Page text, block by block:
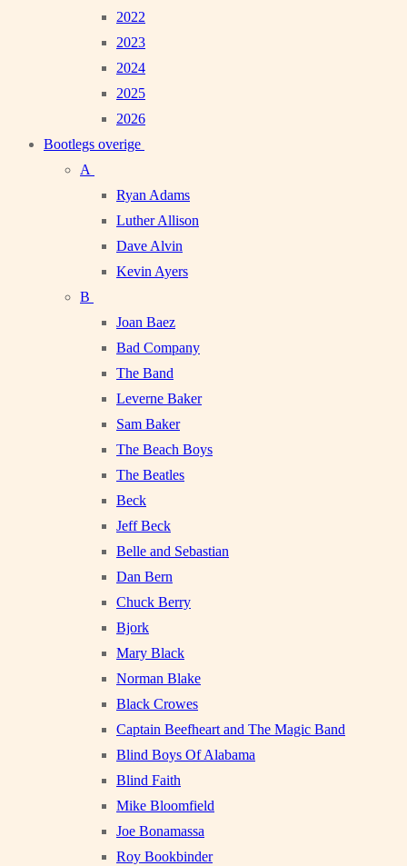
2022
2023
2024
2025
2026
Bootlegs overige
A
Ryan Adams
Luther Allison
Dave Alvin
Kevin Ayers
B
Joan Baez
Bad Company
The Band
Leverne Baker
Sam Baker
The Beach Boys
The Beatles
Beck
Jeff Beck
Belle and Sebastian
Dan Bern
Chuck Berry
Bjork
Mary Black
Norman Blake
Black Crowes
Captain Beefheart and The Magic Band
Blind Boys Of Alabama
Blind Faith
Mike Bloomfield
Joe Bonamassa
Roy Bookbinder